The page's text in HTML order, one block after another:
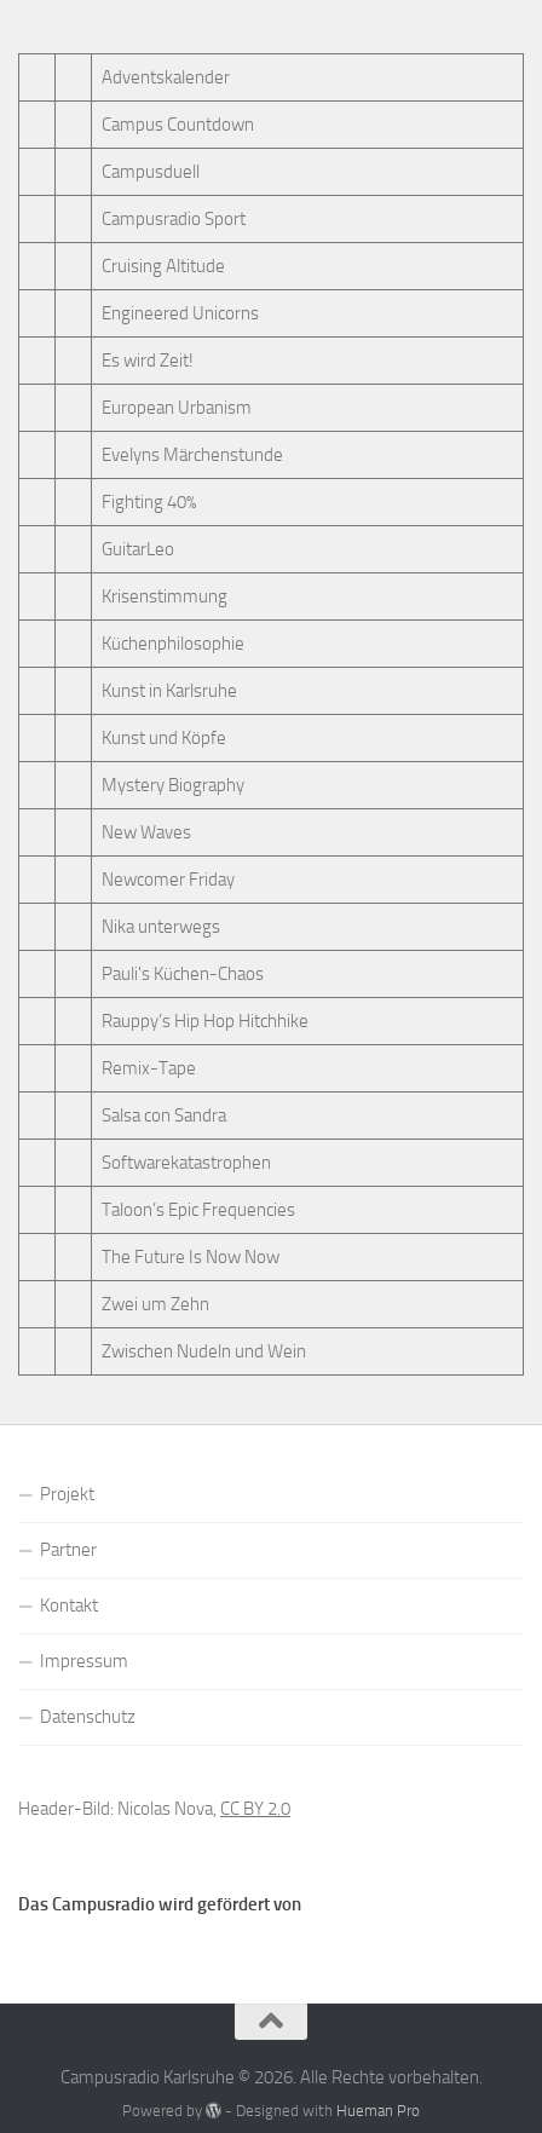
Adventskalender
Campus Countdown
Campusduell
Campusradio Sport
Cruising Altitude
Engineered Unicorns
Es wird Zeit!
European Urbanism
Evelyns Märchenstunde
Fighting 40%
GuitarLeo
Krisenstimmung
Küchenphilosophie
Kunst in Karlsruhe
Kunst und Köpfe
Mystery Biography
New Waves
Newcomer Friday
Nika unterwegs
Pauli's Küchen-Chaos
Rauppy’s Hip Hop Hitchhike
Remix-Tape
Salsa con Sandra
Softwarekatastrophen
Taloon’s Epic Frequencies
The Future Is Now Now
Zwei um Zehn
Zwischen Nudeln und Wein
Projekt
Partner
Kontakt
Impressum
Datenschutz
Header-Bild: Nicolas Nova, CC BY 2.0
Das Campusradio wird gefördert von
Campusradio Karlsruhe © 2026. Alle Rechte vorbehalten.
Powered by - Designed with Hueman Pro